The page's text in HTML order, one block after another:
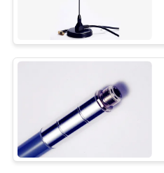
नियंत्रण
समाचार